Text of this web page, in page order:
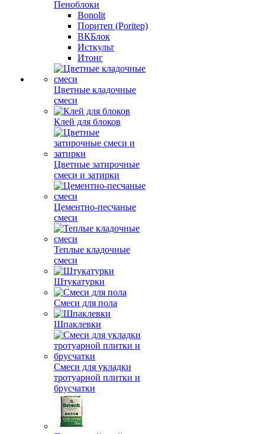
Пеноблоки
Bonolit
Поритеп (Poritep)
ВКБлок
Исткульт
Итонг
Цветные кладочные
смеси
Клей для блоков
Цветные затирочные
смеси и затирки
Цементно-песчаные
смеси
Теплые кладочные
смеси
Штукатурки
Смеси для пола
Шпаклевки
Смеси для укладки
тротуарной плитки и
брусчатки